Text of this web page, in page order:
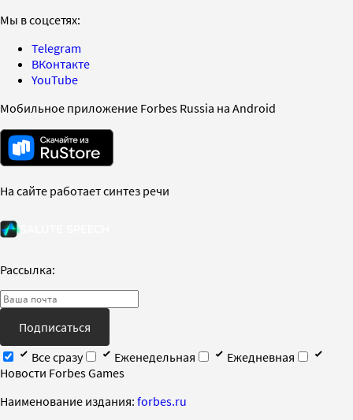
Мы в соцсетях:
Telegram
ВКонтакте
YouTube
Мобильное приложение Forbes Russia на Android
На сайте работает синтез речи
Рассылка:
Подписаться
Все сразу
Еженедельная
Ежедневная
Новости Forbes Games
Наименование издания: forbes.ru